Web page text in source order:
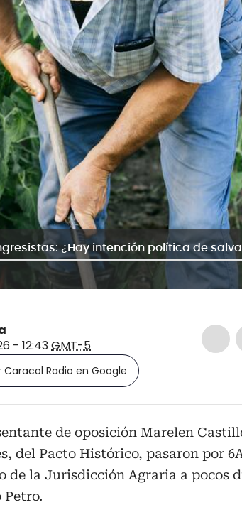
- 12:43GMT-5
Caracol Radio en Google
de oposición Marelen
del Pacto Histórico, pasaron por
de la Jurisdicción Agraria a pocos
Petro.